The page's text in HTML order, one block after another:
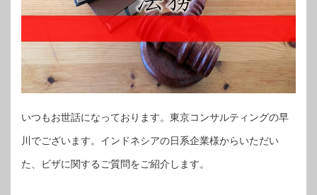
いつもお世話になっております。東京コンサルティングの早
川でございます。インドネシアの日系企業様からいただい
た、ビザに関するご質問をご紹介します。